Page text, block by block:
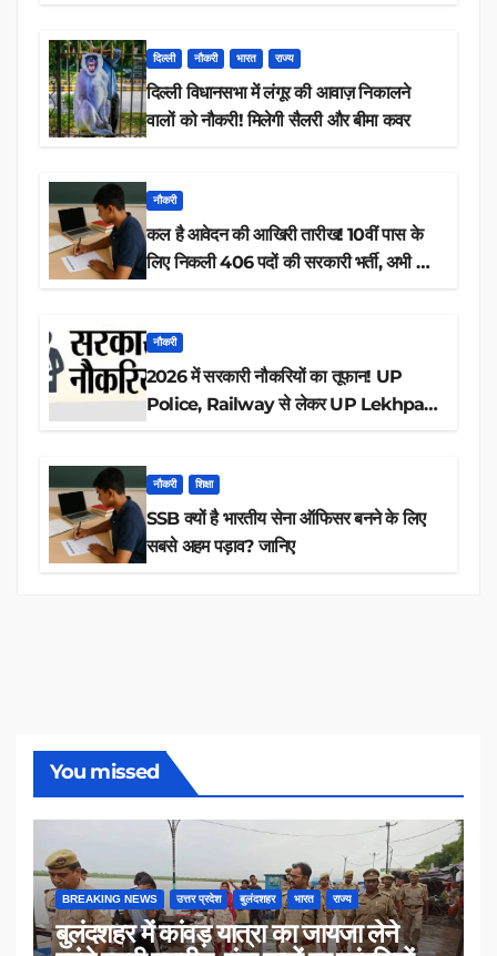
दिल्ली नौकरी भारत राज्य
दिल्ली विधानसभा में लंगूर की आवाज़ निकालने
वालों को नौकरी! मिलेगी सैलरी और बीमा कवर
नौकरी
कल है आवेदन की आखिरी तारीख! 10वीं पास के
लिए निकली 406 पदों की सरकारी भर्ती, अभी करें
नौकरी
2026 में सरकारी नौकरियों का तूफान! UP
Police, Railway से लेकर UP Lekhpal
नौकरी शिक्षा
SSB क्यों है भारतीय सेना ऑफिसर बनने के लिए
सबसे अहम पड़ाव? जानिए
You missed
BREAKING NEWS उत्तर प्रदेश बुलंदशहर भारत राज्य
बुलंदशहर में कांवड़ यात्रा का जायजा लेने